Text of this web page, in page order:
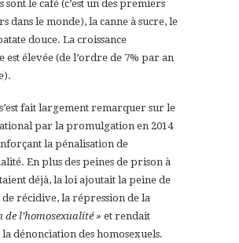
le café (c’est un des premiers
dans le monde), la canne à sucre, le
douce. La croissance
est élevée (de l’ordre de 7% par an
fait largement remarquer sur le
par la promulgation en 2014
la pénalisation de
En plus des peines de prison à
déjà, la loi ajoutait la peine de
de récidive, la répression de la
de l’homosexualité » et rendait
dénonciation des homosexuels.